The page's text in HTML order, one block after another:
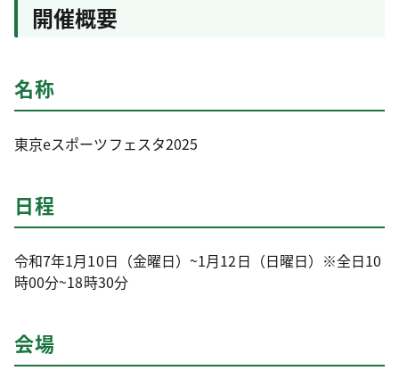
開催概要
名称
東京eスポーツフェスタ2025
日程
令和7年1月10日（金曜日）~1月12日（日曜日）※全日10
時00分~18時30分
会場